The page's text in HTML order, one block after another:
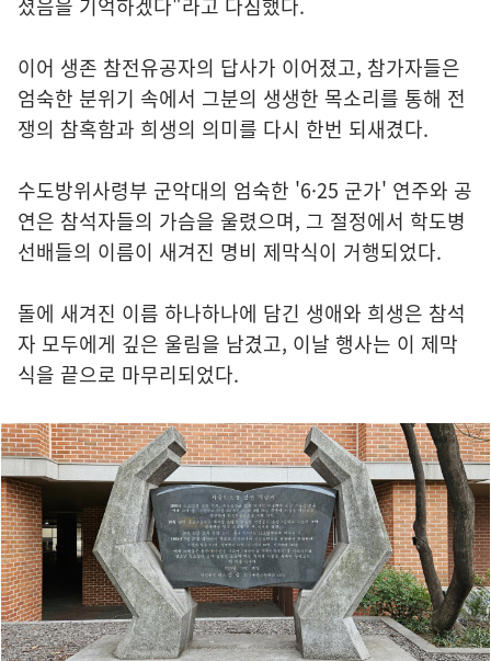
셨음을 기억하겠다"라고 다짐했다.
이어 생존 참전유공자의 답사가 이어졌고, 참가자들은
엄숙한 분위기 속에서 그분의 생생한 목소리를 통해 전
쟁의 참혹함과 희생의 의미를 다시 한번 되새겼다.
수도방위사령부 군악대의 엄숙한 '6·25 군가' 연주와 공
연은 참석자들의 가슴을 울렸으며, 그 절정에서 학도병
선배들의 이름이 새겨진 명비 제막식이 거행되었다.
돌에 새겨진 이름 하나하나에 담긴 생애와 희생은 참석
자 모두에게 깊은 울림을 남겼고, 이날 행사는 이 제막
식을 끝으로 마무리되었다.